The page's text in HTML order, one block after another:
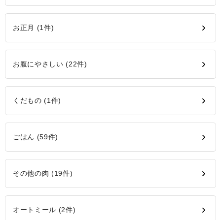
お正月 (1件)
お腹にやさしい (22件)
くだもの (1件)
ごはん (59件)
その他の肉 (19件)
オートミール (2件)